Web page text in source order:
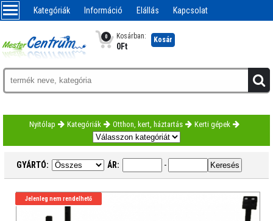
Kategóriák Információ Elállás Kapcsolat
0 Kosárban:
0Ft
Kosár
Nyitólap Kategóriák Otthon, kert, háztartás Kerti gépek
GYÁRTÓ: ÁR: -
Jelenleg nem rendelhető